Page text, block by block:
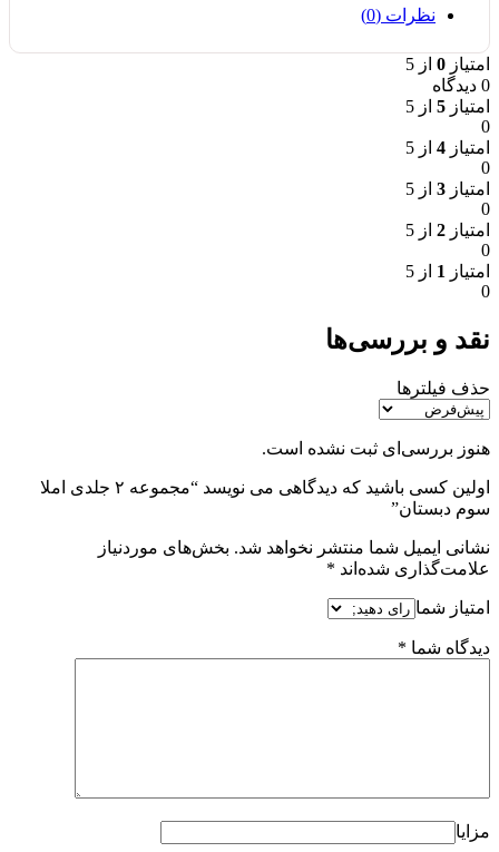
نظرات (0)
امتیاز 0 از 5
0 دیدگاه
امتیاز 5 از 5
0
امتیاز 4 از 5
0
امتیاز 3 از 5
0
امتیاز 2 از 5
0
امتیاز 1 از 5
0
نقد و بررسی‌ها
حذف فیلترها
هنوز بررسی‌ای ثبت نشده است.
اولین کسی باشید که دیدگاهی می نویسد “مجموعه ۲ جلدی املا
سوم دبستان”
نشانی ایمیل شما منتشر نخواهد شد. بخش‌های موردنیاز
علامت‌گذاری شده‌اند *
امتیاز شما
دیدگاه شما *
مزایا